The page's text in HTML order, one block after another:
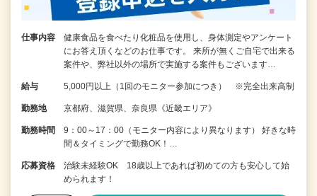
仕事内容
健康食品を食べたり化粧品を使用し、身体測定やアンケート
にお答え頂くなどのお仕事です。 来所が無くご自宅で出来る
案件や、弊社以外の場所で実施する案件もございます…
給与 5,000円以上（1回のモニター参加につき） ※完全出来高制
勤務地 京都府、滋賀県、奈良県《近畿エリア》
勤務時間
9：00～17：00（モニター内容により異なります） 好きな時
間＆タイミングで勤務OK！…
応募資格
治験未経験OK 18歳以上であれば初めての方も安心して始
められます！